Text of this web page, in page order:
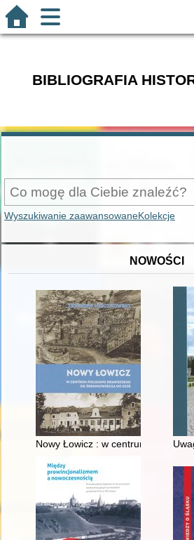
BIBLIOGRAFIA
Wyszukiwanie zaawansowaneKolekcje
NOWOŚCI
Nowy Łowicz : w centrum